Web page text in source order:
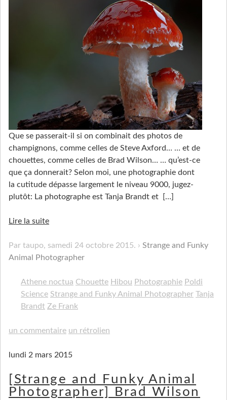
Que se passerait-il si on combinait des photos de
champignons, comme celles de Steve Axford… … et de
chouettes, comme celles de Brad Wilson… … qu’est-ce
que ça donnerait? Selon moi, une photographie dont
la cutitude dépasse largement le niveau 9000, jugez-
plutôt: La photographe est Tanja Brandt et
[…]
Lire la suite
Par taupo, samedi 24 octobre 2015.
Strange and Funky
Animal Photographer
Athene noctua Chouette Hibou Photographie Poldi
Science Strange and Funky Animal Photographer Tanja
Brandt Ze Frank
un commentaire un rétrolien
lundi 2 mars 2015
[Strange and Funky Animal
Photographer] Brad Wilson